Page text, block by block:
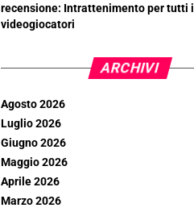
recensione: Intrattenimento per tutti i
videogiocatori
ARCHIVI
Agosto 2026
Luglio 2026
Giugno 2026
Maggio 2026
Aprile 2026
Marzo 2026